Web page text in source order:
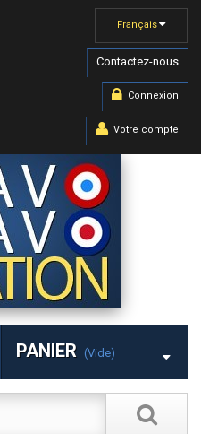
Français
Contactez-nous
Connexion
Votre compte
PANIER (vide)